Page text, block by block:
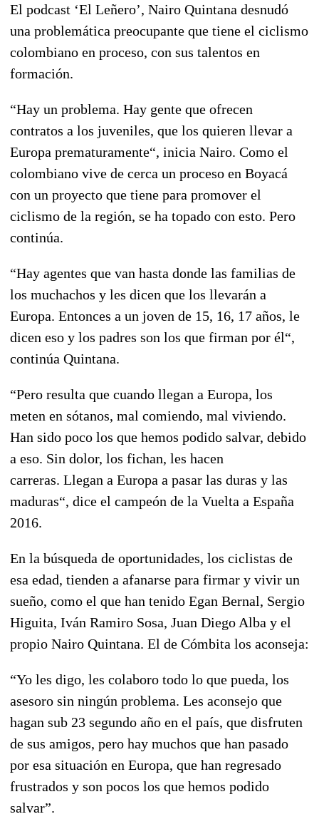
El podcast ‘El Leñero’, Nairo Quintana desnudó
una problemática preocupante que tiene el ciclismo
colombiano en proceso, con sus talentos en
formación.
“Hay un problema. Hay gente que ofrecen
contratos a los juveniles, que los quieren llevar a
Europa prematuramente“, inicia Nairo. Como el
colombiano vive de cerca un proceso en Boyacá
con un proyecto que tiene para promover el
ciclismo de la región, se ha topado con esto. Pero
continúa.
“Hay agentes que van hasta donde las familias de
los muchachos y les dicen que los llevarán a
Europa. Entonces a un joven de 15, 16, 17 años, le
dicen eso y los padres son los que firman por él“,
continúa Quintana.
“Pero resulta que cuando llegan a Europa, los
meten en sótanos, mal comiendo, mal viviendo.
Han sido poco los que hemos podido salvar, debido
a eso. Sin dolor, los fichan, les hacen
carreras. Llegan a Europa a pasar las duras y las
maduras“, dice el campeón de la Vuelta a España
2016.
En la búsqueda de oportunidades, los ciclistas de
esa edad, tienden a afanarse para firmar y vivir un
sueño, como el que han tenido Egan Bernal, Sergio
Higuita, Iván Ramiro Sosa, Juan Diego Alba y el
propio Nairo Quintana. El de Cómbita los aconseja:
“Yo les digo, les colaboro todo lo que pueda, los
asesoro sin ningún problema. Les aconsejo que
hagan sub 23 segundo año en el país, que disfruten
de sus amigos, pero hay muchos que han pasado
por esa situación en Europa, que han regresado
frustrados y son pocos los que hemos podido
salvar”.